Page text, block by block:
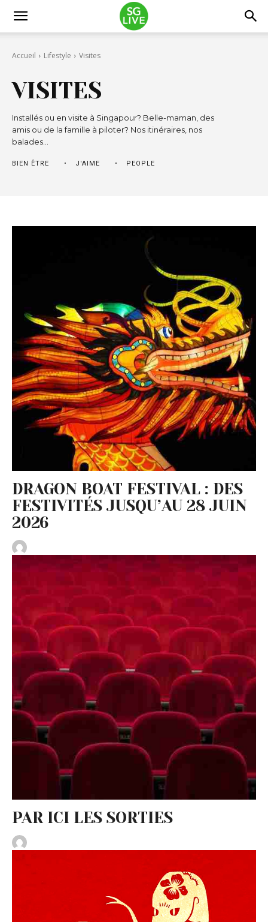
Accueil Lifestyle Visites
VISITES
Installés ou en visite à Singapour? Belle-maman, des
amis ou de la famille à piloter? Nos itinéraires, nos
balades…
BIEN ÊTRE J'AIME PEOPLE
DRAGON BOAT FESTIVAL : DES
FESTIVITÉS JUSQU’AU 28 JUIN
2026
PAR ICI LES SORTIES